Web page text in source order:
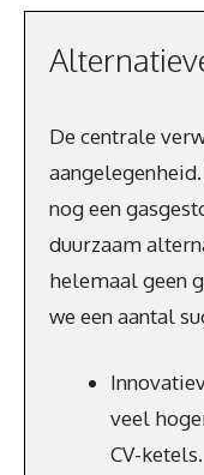
De centrale
nog een
duurzaam
helemaal geen
we een aantal
veel
CV-ketels.